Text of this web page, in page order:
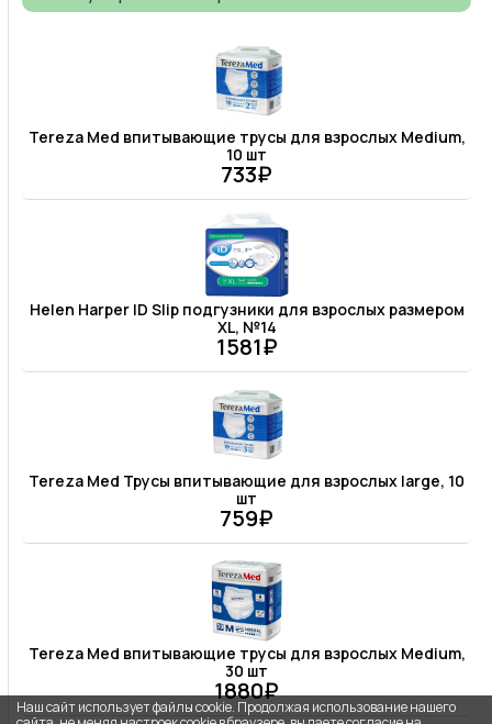
Tereza Med впитывающие трусы для взрослых Medium,
10 шт
733₽
Helen Harper ID Slip подгузники для взрослых размером
XL, №14
1581₽
Tereza Med Трусы впитывающие для взрослых large, 10
шт
759₽
Tereza Med впитывающие трусы для взрослых Medium,
30 шт
1880₽
Наш сайт использует файлы cookie. Продолжая использование нашего